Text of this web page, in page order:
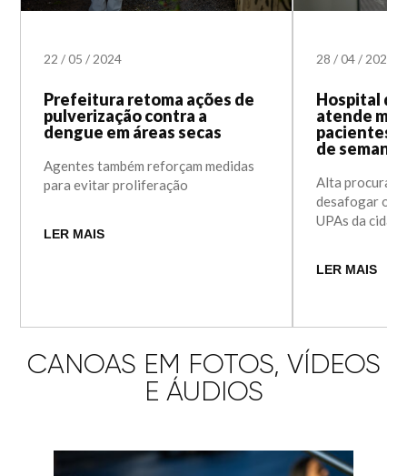
22/05/ 2024
Prefeitura retoma ações de
pulverização contra a
dengue em áreas secas
Agentes também reforçam medidas
para evitar proliferação
LER MAIS
28/04/ 2024
Hospital de
atende
pacientes
de semana
Alta procura
desafogar o
UPAs da
LER MAIS
CANOAS EM FOTOS, VÍDEOS
E ÁUDIOS